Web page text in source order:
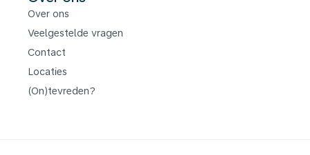
Over ons
Veelgestelde vragen
Contact
Locaties
(On)tevreden?